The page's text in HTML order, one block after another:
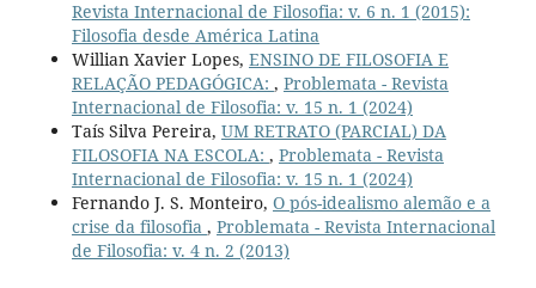
Revista Internacional de Filosofia: v. 6 n. 1 (2015):
Filosofia desde América Latina
Willian Xavier Lopes, ENSINO DE FILOSOFIA E
RELAÇÃO PEDAGÓGICA: , Problemata - Revista
Internacional de Filosofia: v. 15 n. 1 (2024)
Taís Silva Pereira, UM RETRATO (PARCIAL) DA
FILOSOFIA NA ESCOLA: , Problemata - Revista
Internacional de Filosofia: v. 15 n. 1 (2024)
Fernando J. S. Monteiro, O pós-idealismo alemão e a
crise da filosofia , Problemata - Revista Internacional
de Filosofia: v. 4 n. 2 (2013)